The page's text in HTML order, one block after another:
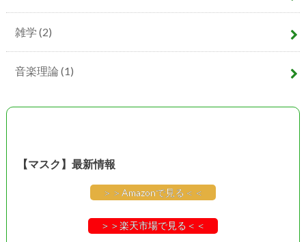
雑学 (2)
音楽理論 (1)
【マスク】最新情報
＞＞Amazonで見る＜＜
＞＞楽天市場で見る＜＜